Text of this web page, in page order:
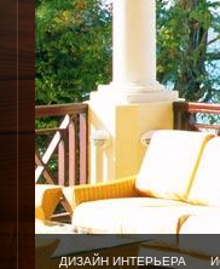
ДИЗАЙН ИНТЕРЬЕРА